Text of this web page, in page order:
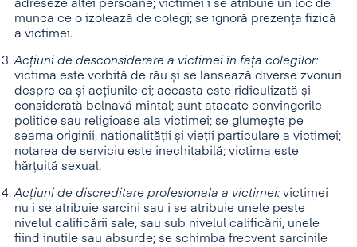
adreseze altei persoane; victimei i se atribuie un loc de
munca ce o izolează de colegi; se ignoră prezența fizică
a victimei.
Acțiuni de desconsiderare a victimei în fața colegilor:
victima este vorbită de rău și se lansează diverse zvonuri
despre ea și acțiunile ei; aceasta este ridiculizată și
considerată bolnavă mintal; sunt atacate convingerile
politice sau religioase ala victimei; se glumește pe
seama originii, nationalității și vieții particulare a victimei;
notarea de serviciu este inechitabilă; victima este
hărțuită sexual.
Acțiuni de discreditare profesionala a victimei: victimei
nu i se atribuie sarcini sau i se atribuie unele peste
nivelul calificării sale, sau sub nivelul calificării, unele
fiind inutile sau absurde; se schimba frecvent sarcinile